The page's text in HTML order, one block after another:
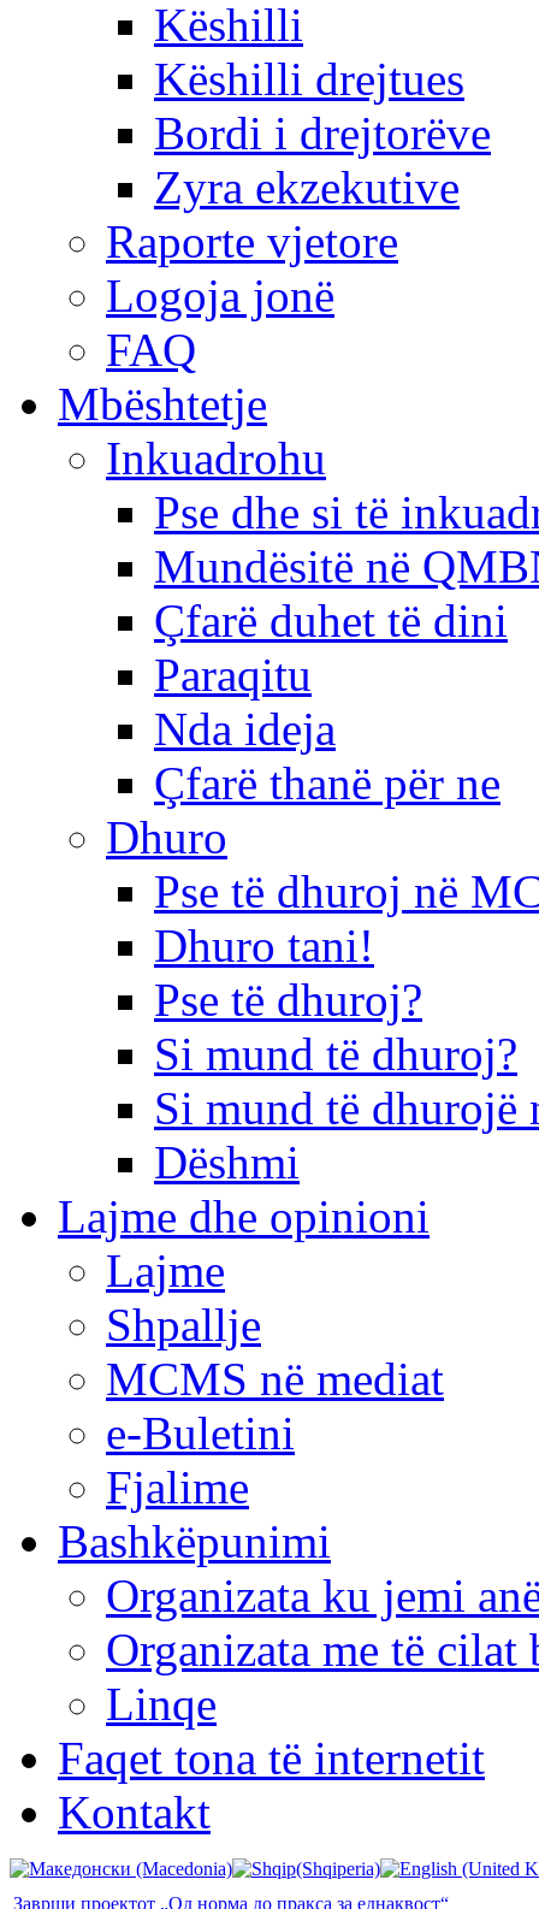
Këshilli
Këshilli drejtues
Bordi i drejtorëve
Zyra ekzekutive
Raporte vjetore
Logoja jonë
FAQ
Mbështetje
Inkuadrohu
Pse dhe si të
Mundësitë në
Çfarë duhet të dini
Paraqitu
Nda ideja
Çfarë thanë për ne
Dhuro
Pse të dhuroj në
Dhuro tani!
Pse të dhuroj?
Si mund të dhuroj?
Si mund të dhurojë
Dëshmi
Lajme dhe opinioni
Lajme
Shpallje
MCMS në mediat
e-Buletini
Fjalime
Bashkëpunimi
Organizata ku jemi
Organizata me të cilat
Linqe
Faqet tona të internetit
Kontakt
Заврши проектот „Од норма до пракса за еднаквост“